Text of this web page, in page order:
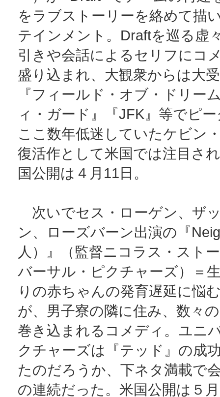
をラブストーリーを絡めて描
テインメント。Draftを巡る虚
引きや会話によるセリフにコ
盛り込まれ、大観衆からは大
『フィールド・オブ・ドリー
ィ・ガード』『JFK』等でピ
ここ数年低迷していたケビン
復活作として米国では注目さ
国公開は４月11日。
次いでセス・ローゲン、ザ
ン、ローズバーン出演の『
人）』（監督ニコラス・スト
バーサル・ピクチャーズ）＝
りの赤ちゃんの発育遅延に悩
が、男子寮の隣に住み、数々
巻き込まれるコメディ。ユニ
クチャーズは『テッド』の成
たのだろうか、下ネタ満載で
の連続だった。米国公開は５